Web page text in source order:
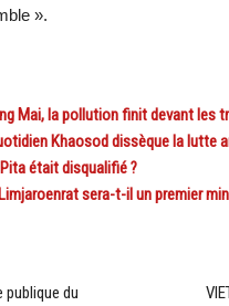
».
Mai, la pollution finit devant les
Khaosod dissèque la lutte
Pita était disqualifié ?
sera-t-il un premier
publique du